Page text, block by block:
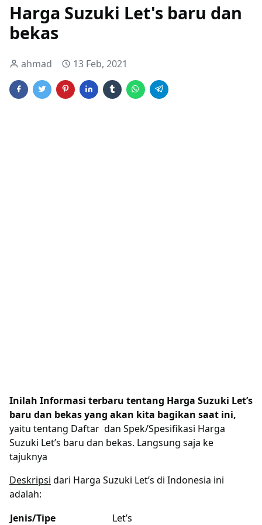
Harga Suzuki Let's baru dan
bekas
ahmad 13 Feb, 2021
Inilah Informasi terbaru tentang Harga Suzuki Let’s
baru dan bekas yang akan kita bagikan saat ini,
yaitu tentang Daftar dan Spek/Spesifikasi Harga
Suzuki Let’s baru dan bekas. Langsung saja ke
tajuknya
Deskripsi dari Harga Suzuki Let’s di Indonesia ini
adalah:
Jenis/Tipe
Let’s